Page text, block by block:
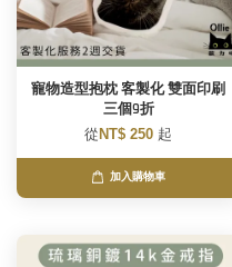
寵物造型抱枕 客製化 雙面印刷
三個9折
從 NT$ 250 起
加入購物車